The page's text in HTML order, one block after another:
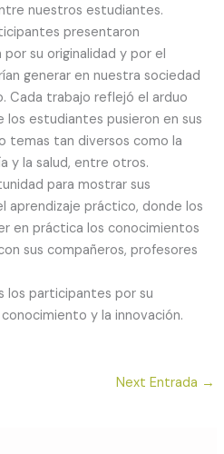
nuestros estudiantes.
presentaron
su originalidad y por el
generar en nuestra sociedad
Cada trabajo reflejó el arduo
los estudiantes pusieron en sus
temas tan diversos como la
y la salud, entre otros.
para mostrar sus
aprendizaje práctico, donde los
en práctica los conocimientos
sus compañeros, profesores
los participantes por su
y la innovación.
Next Entrada →